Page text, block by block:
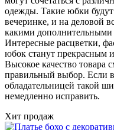
одежды. Такие юбки
вечеринке, и на деловой
какими дополнительными
Интересные расцветки,
юбок станут прекрасным
Высокое качество товара
правильный выбор. Если
обладательницей такой
немедленно исправить.
Хит продаж